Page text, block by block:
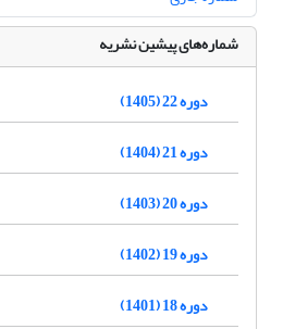
شماره‌های پیشین نشریه
دوره 22 (1405)
دوره 21 (1404)
دوره 20 (1403)
دوره 19 (1402)
دوره 18 (1401)